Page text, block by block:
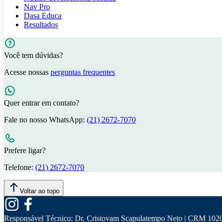
Nav Pro
Dasa Educa
Resultados
Você tem dúvidas?
Acesse nossas perguntas frequentes
Quer entrar em contato?
Fale no nosso WhatsApp: (21) 2672-7070
Prefere ligar?
Telefone: (21) 2672-7070
Voltar ao topo
Responsável Técnico: Dr. Cristovam Scapulatempo Neto | CRM